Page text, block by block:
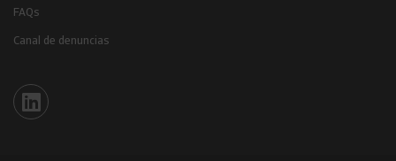
FAQs
Canal de denuncias
Iberinform en Linkedin